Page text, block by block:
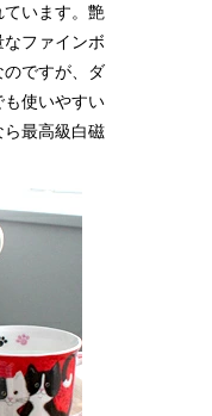
います。艶
ファインボ
ですが、ダ
も使いやすい
最高級白磁